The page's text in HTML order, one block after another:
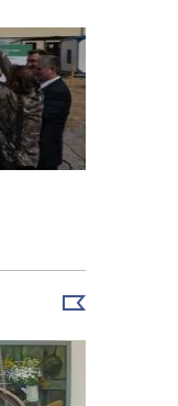
Выбрать